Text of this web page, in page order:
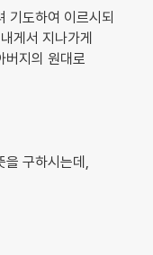
기도하여 이르시되
게서 지나가게
버지의 원대로
을 구하시는데,